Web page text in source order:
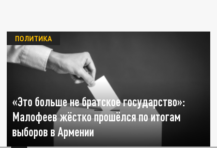
«Это больше не братское государство»:
Малофеев жёстко прошёлся по итогам
выборов в Армении
ПОЛИТИКА